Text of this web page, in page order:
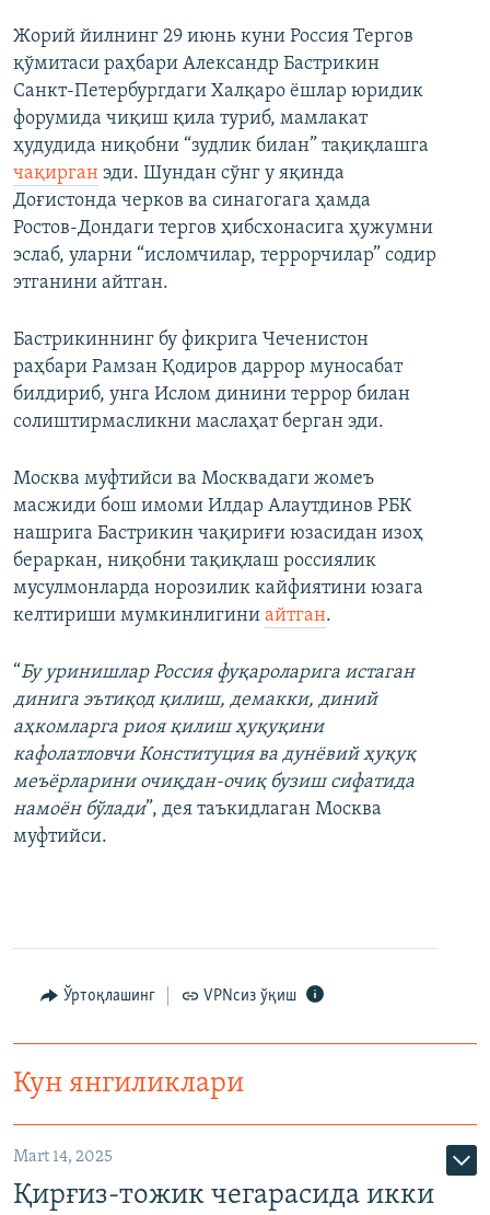
Жорий йилнинг 29 июнь куни Россия Тергов
қўмитаси раҳбари Александр Бастрикин
Санкт-Петербургдаги Халқаро ёшлар юридик
форумида чиқиш қила туриб, мамлакат
ҳудудида ниқобни “зудлик билан” тақиқлашга
чақирган эди. Шундан сўнг у яқинда
Доғистонда черков ва синагогага ҳамда
Ростов-Дондаги тергов ҳибсхонасига ҳужумни
эслаб, уларни “исломчилар, террорчилар” содир
этганини айтган.
Бастрикиннинг бу фикрига Чеченистон
раҳбари Рамзан Қодиров даррор муносабат
билдириб, унга Ислом динини террор билан
солиштирмасликни маслаҳат берган эди.
Москва муфтийси ва Москвадаги жомеъ
масжиди бош имоми Илдар Алаутдинов РБК
нашрига Бастрикин чақириғи юзасидан изоҳ
бераркан, ниқобни тақиқлаш россиялик
мусулмонларда норозилик кайфиятини юзага
келтириши мумкинлигини айтган.
“Бу уринишлар Россия фуқароларига истаган
динига эътиқод қилиш, демакки, диний
аҳкомларга риоя қилиш ҳуқуқини
кафолатловчи Конституция ва дунёвий ҳуқуқ
меъёрларини очиқдан-очиқ бузиш сифатида
намоён бўлади”, дея таъкидлаган Москва
муфтийси.
Ўртоқлашинг VPNсиз ўқиш
Кун янгиликлари
Mart 14, 2025
Қирғиз-тожик чегарасида икки